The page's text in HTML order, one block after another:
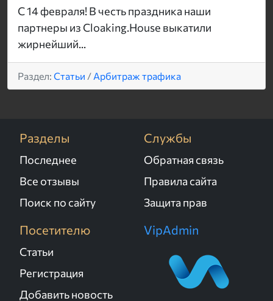
С 14 февраля! В честь праздника наши
партнеры из Cloaking.House выкатили
жирнейший...
Раздел: Статьи / Арбитраж трафика
Разделы
Последнее
Все отзывы
Поиск по сайту
Службы
Обратная связь
Правила сайта
Защита прав
Посетителю
Статьи
Регистрация
Добавить новость
VipAdmin